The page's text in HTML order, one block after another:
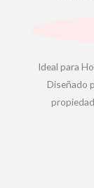
Ideal para
Diseñado